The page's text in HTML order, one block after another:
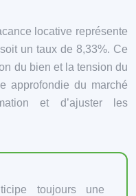
locative représente
un taux de 8,33%. Ce
du bien et la tension du
approfondie du marché
et d’ajuster les
toujours une